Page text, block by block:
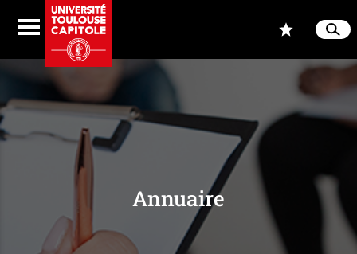
Menu
Annuaire